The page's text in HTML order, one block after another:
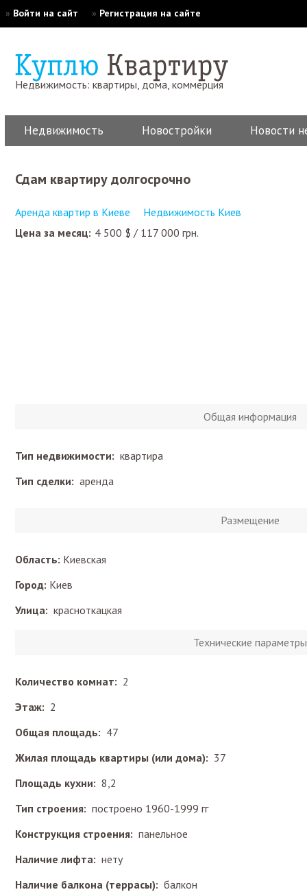
» Войти на сайт » Регистрация на сайте
Недвижимость: квартиры, дома, коммерция
Недвижимость Новостройки Новости
сдам квартиру долгосрочно
Аренда квартир в Киеве
Недвижимость Киев
Цена за месяц: 4 500 $ / 117 000 грн.
Общая информация
Тип недвижимости: квартира
Тип сделки: аренда
Размещение
Область: Киевская
Город: Киев
Улица: красноткацкая
Технические параметры
Количество комнат: 2
Этаж: 2
Общая площадь: 47
Жилая площадь квартиры (или дома): 37
Площадь кухни: 8,2
Тип строения: построено 1960-1999 гг
Конструкция строения: панельное
Наличие лифта: нету
Наличие балкона (террасы): балкон